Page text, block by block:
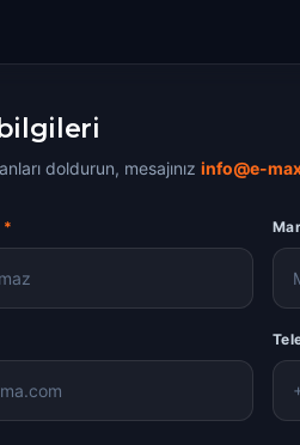
doldurun, mesajınızinfo@e-
*